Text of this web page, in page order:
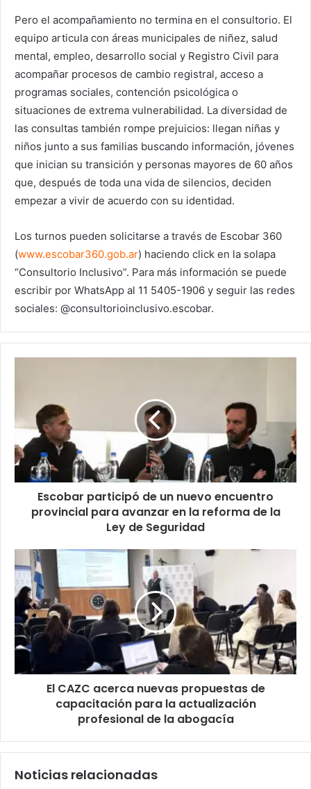
Pero el acompañamiento no termina en el consultorio. El
equipo articula con áreas municipales de niñez, salud
mental, empleo, desarrollo social y Registro Civil para
acompañar procesos de cambio registral, acceso a
programas sociales, contención psicológica o
situaciones de extrema vulnerabilidad. La diversidad de
las consultas también rompe prejuicios: llegan niñas y
niños junto a sus familias buscando información, jóvenes
que inician su transición y personas mayores de 60 años
que, después de toda una vida de silencios, deciden
empezar a vivir de acuerdo con su identidad.
Los turnos pueden solicitarse a través de Escobar 360
(www.escobar360.gob.ar) haciendo click en la solapa
“Consultorio Inclusivo”. Para más información se puede
escribir por WhatsApp al 11 5405-1906 y seguir las redes
sociales: @consultorioinclusivo.escobar.
Escobar participó de un nuevo encuentro
provincial para avanzar en la reforma de la
Ley de Seguridad
El CAZC acerca nuevas propuestas de
capacitación para la actualización
profesional de la abogacía
Noticias relacionadas